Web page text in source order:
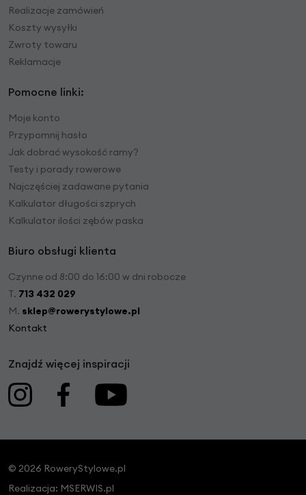
Realizacje zamówień
Koszty wysyłki
Zwroty towaru
Reklamacje
Pomocne linki:
Moje konto
Przypomnij hasło
Jak dobrać wysokość ramy?
Testy i porady rowerowe
Najczęściej zadawane pytania
Kalkulator długości szprych
Kalkulator ilości zębów paska
Biuro obsługi klienta
Czynne od 8:00 do 16:00 w dni robocze
T. 713 432 029
M. sklep@rowerystylowe.pl
Kontakt
Znajdź więcej inspiracji
© 2026 RoweryStylowe.pl
Realizacja: MSERWIS.pl